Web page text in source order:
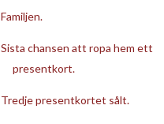
Familjen.
Sista chansen att ropa hem ett
presentkort.
Tredje presentkortet sålt.